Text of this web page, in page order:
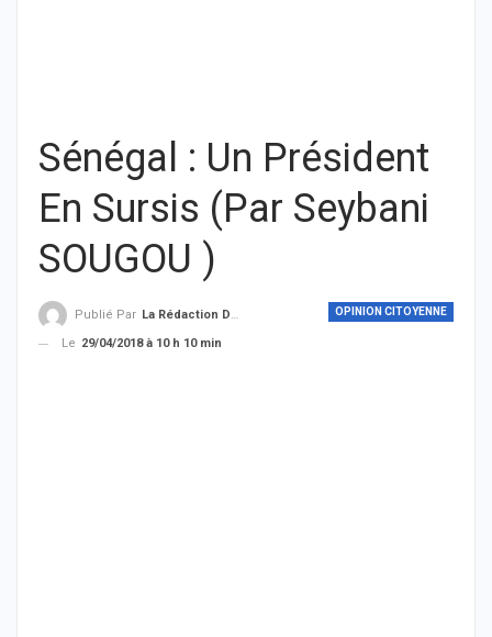
Sénégal : Un Président
En Sursis (Par Seybani
SOUGOU )
OPINION CITOYENNE
Publié Par La Rédaction De THIEYSENEGAL.com
Le 29/04/2018 à 10 h 10 min